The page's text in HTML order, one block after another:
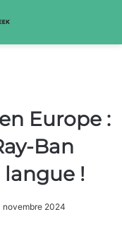
Europe :
Ban
!
novembre 2024